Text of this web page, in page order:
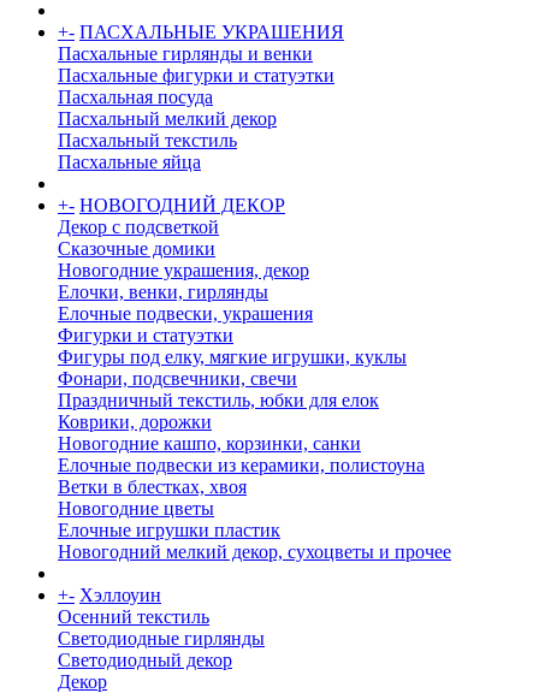
+- ПАСХАЛЬНЫЕ УКРАШЕНИЯ
Пасхальные гирлянды и венки
Пасхальные фигурки и статуэтки
Пасхальная посуда
Пасхальный мелкий декор
Пасхальный текстиль
Пасхальные яйца
+- НОВОГОДНИЙ ДЕКОР
Декор с подсветкой
Сказочные домики
Новогодние украшения, декор
Елочки, венки, гирлянды
Елочные подвески, украшения
Фигурки и статуэтки
Фигуры под елку, мягкие игрушки, куклы
Фонари, подсвечники, свечи
Праздничный текстиль, юбки для елок
Коврики, дорожки
Новогодние кашпо, корзинки, санки
Елочные подвески из керамики, полистоуна
Ветки в блестках, хвоя
Новогодние цветы
Елочные игрушки пластик
Новогодний мелкий декор, сухоцветы и прочее
+- Хэллоуин
Осенний текстиль
Светодиодные гирлянды
Светодиодный декор
Декор